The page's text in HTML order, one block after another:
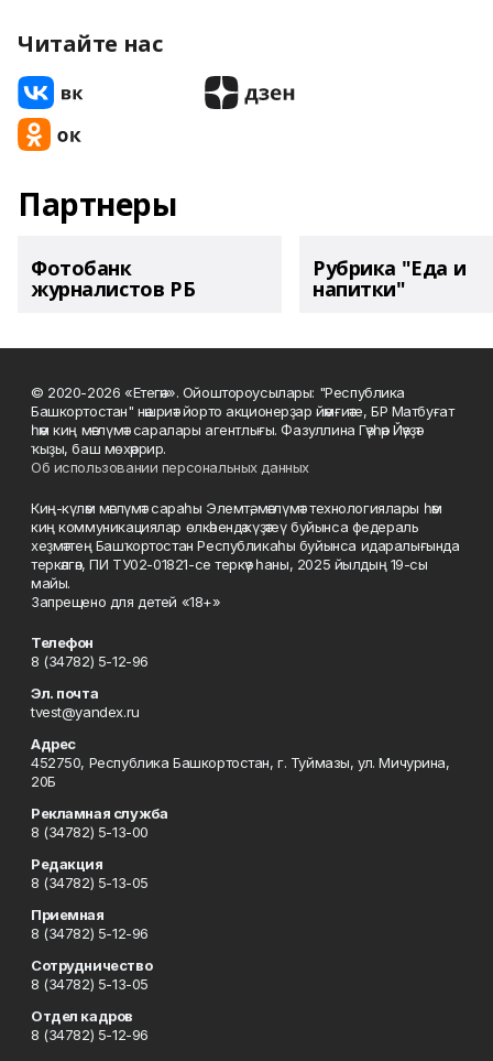
Читайте нас
Партнеры
Фотобанк
журналистов РБ
Рубрика "Еда и
напитки"
© 2020-2026 «Етегән». Ойоштороусылары: "Республика
Башкортостан" нәшриәт йорто акционерҙар йәмғиәте, БР Матбуғат
һәм киң мәғлүмәт саралары агентлығы. Фазуллина Гәүһәр Йәүҙәт
ҡыҙы, баш мөхәррир.
Об использовании персональных данных
Киң-күләм мәғлүмәт сараһы Элемтә, мәғлүмәт технологиялары һәм
киң коммуникациялар өлкәһендә күҙәтеү буйынса федераль
хеҙмәттең Башҡортостан Республикаһы буйынса идаралығында
теркәлгән, ПИ ТУ02-01821-се теркәү һаны, 2025 йылдың 19-сы
майы.
Запрещено для детей «18+»
Телефон
8 (34782) 5-12-96
Эл. почта
tvest@yandex.ru
Адрес
452750, Республика Башкортостан, г. Туймазы, ул. Мичурина,
20Б
Рекламная служба
8 (34782) 5-13-00
Редакция
8 (34782) 5-13-05
Приемная
8 (34782) 5-12-96
Сотрудничество
8 (34782) 5-13-05
Отдел кадров
8 (34782) 5-12-96